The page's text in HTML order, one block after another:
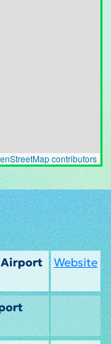
contributors
Airport
Website